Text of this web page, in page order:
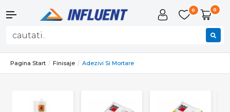
0 0
Pagina Start Finisaje Adezivi Si Mortare